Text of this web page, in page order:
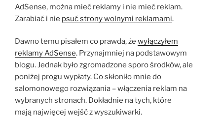
AdSense, można mieć reklamy i nie mieć reklam.
Zarabiać i nie psuć strony wolnymi reklamami.
Dawno temu pisałem co prawda, że wyłączyłem
reklamy AdSense. Przynajmniej na podstawowym
blogu. Jednak było zgromadzone sporo środków, ale
poniżej progu wypłaty. Co skłoniło mnie do
salomonowego rozwiązania – włączenia reklam na
wybranych stronach. Dokładnie na tych, które
mają najwięcej wejść z wyszukiwarki.